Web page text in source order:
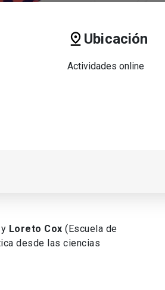
Ubicación
Actividades online
Loreto Cox (Escuela de
desde las ciencias